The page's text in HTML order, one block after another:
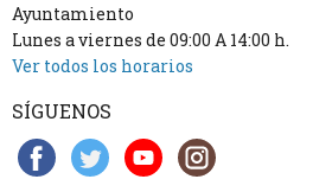
Ayuntamiento
Lunes a viernes de 09:00 A 14:00 h.
Ver todos los horarios
SÍGUENOS